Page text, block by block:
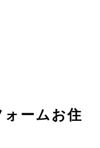
ォームお住